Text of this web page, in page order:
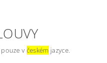
v českém jazyce.